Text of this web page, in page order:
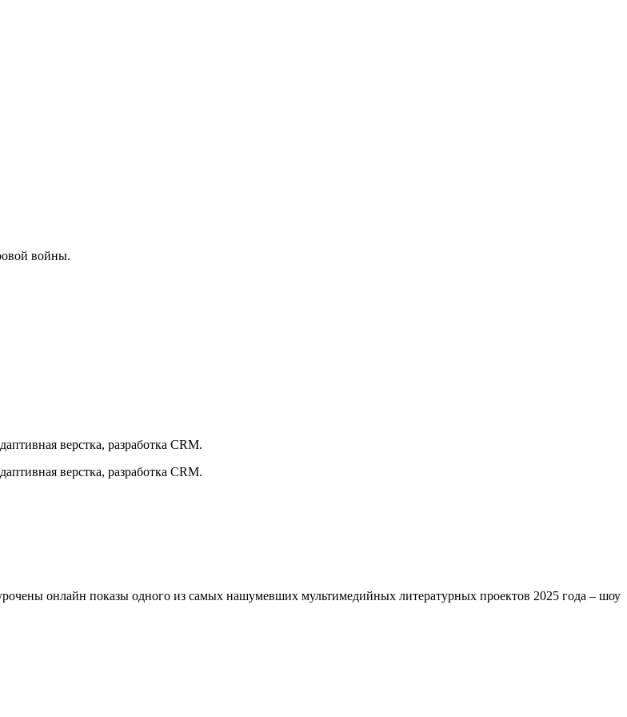
войны.
верстка, разработка CRM.
верстка, разработка CRM.
онлайн показы одного из самых нашумевших мультимедийных литературных проектов 2025 года – шоу